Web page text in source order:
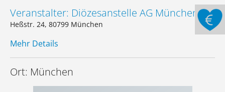
Veranstalter: Diözesanstelle AG München
Heßstr. 24, 80799 München
Mehr Details
Ort: München